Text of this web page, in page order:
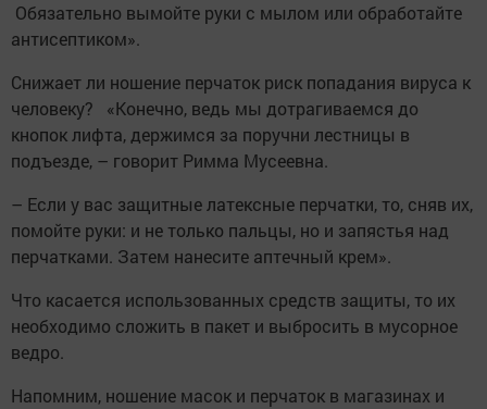
Обязательно вымойте руки с мылом или обработайте
антисептиком».
Снижает ли ношение перчаток риск попадания вируса к
человеку? «Конечно, ведь мы дотрагиваемся до
кнопок лифта, держимся за поручни лестницы в
подъезде, – говорит Римма Мусеевна.
– Если у вас защитные латексные перчатки, то, сняв их,
помойте руки: и не только пальцы, но и запястья над
перчатками. Затем нанесите аптечный крем».
Что касается использованных средств защиты, то их
необходимо сложить в пакет и выбросить в мусорное
ведро.
Напомним, ношение масок и перчаток в магазинах и